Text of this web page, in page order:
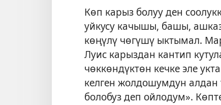
Көп карыз болуу ден
уйкусу качышы, башы,
көңүлү чөгүшү ыктымал.
Луис карыздан кантип
чөккөндүктөн кечке эле
келген жолдошумдун
болобуз деп ойлодум».